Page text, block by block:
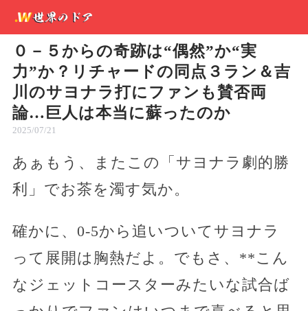
０－５からの奇跡は“偶然”か“実
力”か？リチャードの同点３ラン＆吉
川のサヨナラ打にファンも賛否両
論…巨人は本当に蘇ったのか
2025/07/21
あぁもう、またこの「サヨナラ劇的勝
利」でお茶を濁す気か。
確かに、0-5から追いついてサヨナラ
って展開は胸熱だよ。でもさ、**こん
なジェットコースターみたいな試合ば